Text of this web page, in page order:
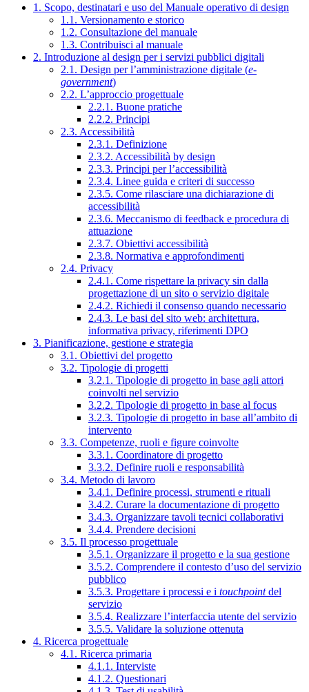
1. Scopo, destinatari e uso del Manuale operativo di design
1.1. Versionamento e storico
1.2. Consultazione del manuale
1.3. Contribuisci al manuale
2. Introduzione al design per i servizi pubblici digitali
2.1. Design per l’amministrazione digitale (e-
government)
2.2. L’approccio progettuale
2.2.1. Buone pratiche
2.2.2. Principi
2.3. Accessibilità
2.3.1. Definizione
2.3.2. Accessibilità by design
2.3.3. Principi per l’accessibilità
2.3.4. Linee guida e criteri di successo
2.3.5. Come rilasciare una dichiarazione di
accessibilità
2.3.6. Meccanismo di feedback e procedura di
attuazione
2.3.7. Obiettivi accessibilità
2.3.8. Normativa e approfondimenti
2.4. Privacy
2.4.1. Come rispettare la privacy sin dalla
progettazione di un sito o servizio digitale
2.4.2. Richiedi il consenso quando necessario
2.4.3. Le basi del sito web: architettura,
informativa privacy, riferimenti DPO
3. Pianificazione, gestione e strategia
3.1. Obiettivi del progetto
3.2. Tipologie di progetti
3.2.1. Tipologie di progetto in base agli attori
coinvolti nel servizio
3.2.2. Tipologie di progetto in base al focus
3.2.3. Tipologie di progetto in base all’ambito di
intervento
3.3. Competenze, ruoli e figure coinvolte
3.3.1. Coordinatore di progetto
3.3.2. Definire ruoli e responsabilità
3.4. Metodo di lavoro
3.4.1. Definire processi, strumenti e rituali
3.4.2. Curare la documentazione di progetto
3.4.3. Organizzare tavoli tecnici collaborativi
3.4.4. Prendere decisioni
3.5. Il processo progettuale
3.5.1. Organizzare il progetto e la sua gestione
3.5.2. Comprendere il contesto d’uso del servizio
pubblico
3.5.3. Progettare i processi e i touchpointdel
servizio
3.5.4. Realizzare l’interfaccia utente del servizio
3.5.5. Validare la soluzione ottenuta
4. Ricerca progettuale
4.1. Ricerca primaria
4.1.1. Interviste
4.1.2. Questionari